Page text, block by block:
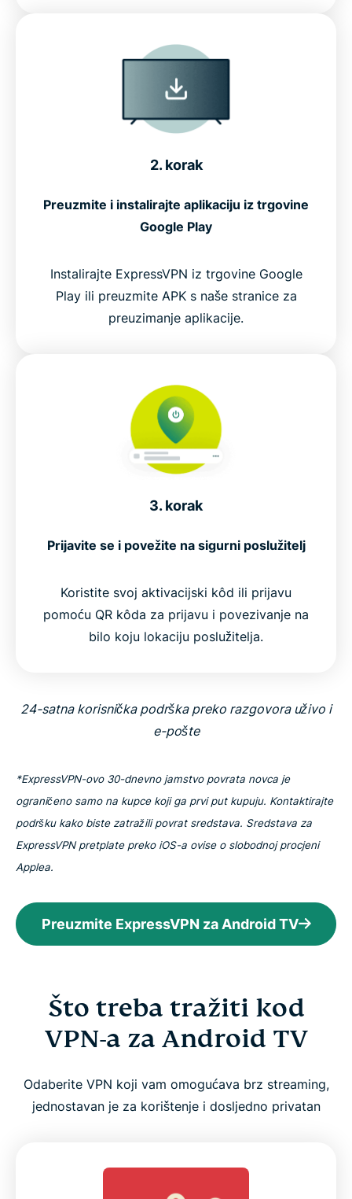
2. korak
Preuzmite i instalirajte aplikaciju iz trgovine
Google Play
Instalirajte ExpressVPN iz trgovine Google
Play ili preuzmite APK s naše stranice za
preuzimanje aplikacije.
3. korak
Prijavite se i povežite na sigurni poslužitelj
Koristite svoj aktivacijski kôd ili prijavu
pomoću QR kôda za prijavu i povezivanje na
bilo koju lokaciju poslužitelja.
24-satna korisnička podrška preko razgovora uživo i
e-pošte
*ExpressVPN-ovo 30-dnevno jamstvo povrata novca je
ograničeno samo na kupce koji ga prvi put kupuju. Kontaktirajte
podršku kako biste zatražili povrat sredstava. Sredstava za
ExpressVPN pretplate preko iOS-a ovise o slobodnoj procjeni
Applea.
Preuzmite ExpressVPN za Android TV
Što treba tražiti kod
VPN-a za Android TV
Odaberite VPN koji vam omogućava brz streaming,
jednostavan je za korištenje i dosljedno privatan